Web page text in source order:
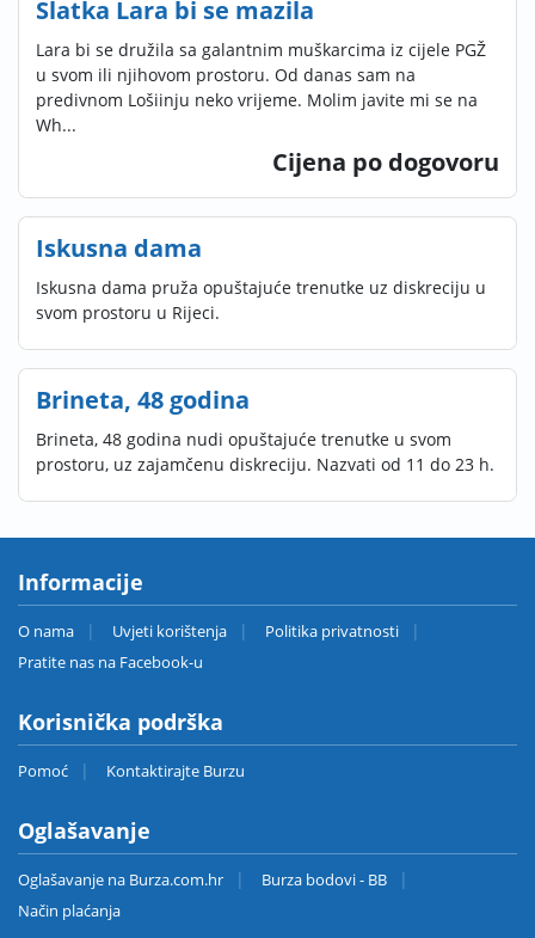
Slatka Lara bi se mazila
Lara bi se družila sa galantnim muškarcima iz cijele PGŽ
u svom ili njihovom prostoru. Od danas sam na
predivnom Lošiinju neko vrijeme. Molim javite mi se na
Wh...
Cijena po dogovoru
Iskusna dama
Iskusna dama pruža opuštajuće trenutke uz diskreciju u
svom prostoru u Rijeci.
Brineta, 48 godina
Brineta, 48 godina nudi opuštajuće trenutke u svom
prostoru, uz zajamčenu diskreciju. Nazvati od 11 do 23 h.
Informacije
O nama Uvjeti korištenja
Politika privatnosti
Pratite nas na Facebook-u
Korisnička podrška
Pomoć Kontaktirajte Burzu
Oglašavanje
Oglašavanje na Burza.com.hr
Burza bodovi - BB
Način plaćanja